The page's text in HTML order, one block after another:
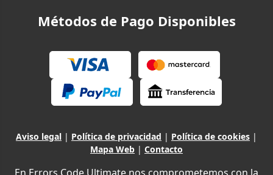
Métodos de Pago Disponibles
Aviso legal | Política de privacidad | Política de cookies |
Mapa Web | Contacto